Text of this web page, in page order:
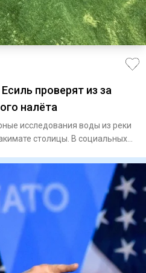
проверят из за
налёта
исследования воды из реки
столицы. В социальных